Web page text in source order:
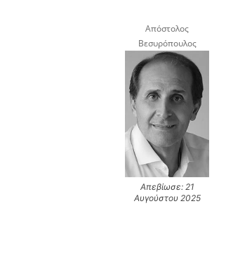
Απόστολος
Βεσυρόπουλος
Απεβίωσε: 21
Αυγούστου 2025